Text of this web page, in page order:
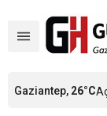
Gaziantep, 26°C